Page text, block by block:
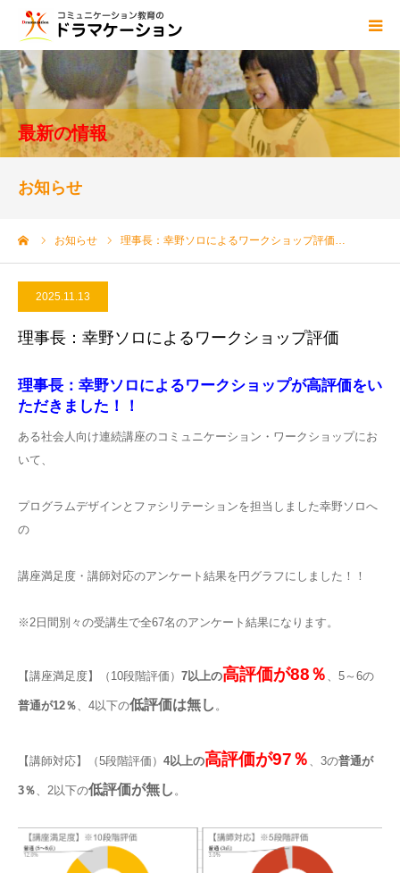
最新の情報
お知らせ
お知らせ 理事長：幸野ソロによるワークショップ評価…
2025.11.13
理事長：幸野ソロによるワークショップ評価
理事長：幸野ソロによるワークショップが高評価をい
ただきました！！
ある社会人向け連続講座のコミュニケーション・ワークショップにお
いて、
プログラムデザインとファシリテーションを担当しました幸野ソロへ
の
講座満足度・講師対応のアンケート結果を円グラフにしました！！
※2日間別々の受講生で全67名のアンケート結果になります。
【講座満足度】（10段階評価） 7以上の高評価が88％ 、5～6の
普通が12％、4以下の低評価は無し 。
【講師対応】（5段階評価） 4以上の高評価が97％ 、3の普通が
3％、2以下の低評価が無し 。
ドラマケーションとは
blog
講師
センター概要
ご依頼・お問い合わせ